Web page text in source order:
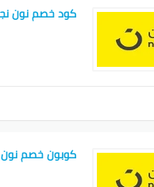
كود خصم نون
كوبون خصم نون 100 ريال